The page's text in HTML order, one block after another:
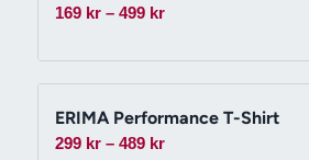
169 kr – 499 krPrisintervall:
till
499 kr
ERIMA Performance T-Shirt
299 kr – 489 krPrisintervall: